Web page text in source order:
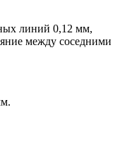
линий 0,12 мм,
между соседними